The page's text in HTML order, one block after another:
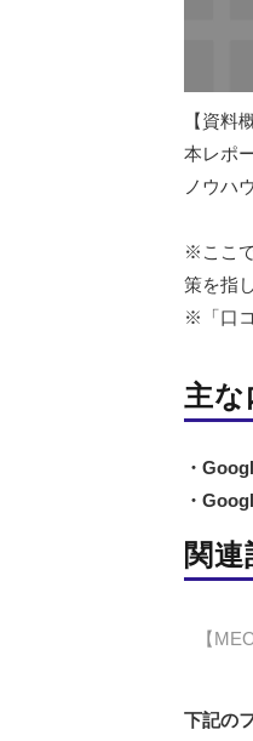
【資料
本レポ
ノウハ
※ここ
策を指
※「口
主な
・
・
関連
【
下記の